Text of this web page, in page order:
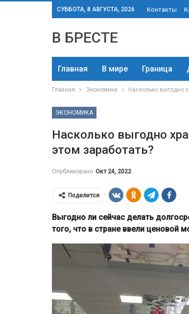
СУББОТА, 8 АВГУСТА, 2026 Контакты
В БРЕСТЕ
Главная В мире Граница
Главная Экономика Насколько выгодно
ЭКОНОМИКА
Насколько выгодно
этом заработать?
Опубликовано Окт 24, 2022
Поделится
Выгодно ли сейчас делать
того, что в стране ввели ценовой